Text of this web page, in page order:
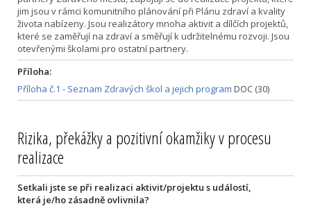
jim jsou v rámci komunitního plánování při Plánu zdraví a kvality
života nabízeny. Jsou realizátory mnoha aktivit a dílčích projektů,
které se zaměřují na zdraví a směřují k udržitelnému rozvoji. Jsou
otevřenými školami pro ostatní partnery.
Příloha:
Příloha č.1 - Seznam Zdravých škol a jejich program DOC (30)
Rizika, překážky a pozitivní okamžiky v procesu
realizace
Setkali jste se při realizaci aktivit/projektu s událostí,
která je/ho zásadně ovlivnila?